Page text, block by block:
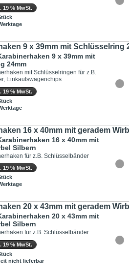
19 % MwSt.
9 x 39mm mit
24mm
mit Schlüsselringen für z.B.
Einkaufswagenchips
19 % MwSt.
16 x 40mm mit
Silbern
für z.B. Schlüsselbänder
19 % MwSt.
20 x 43mm mit
Silbern
für z.B. Schlüsselbänder
19 % MwSt.
nicht lieferbar